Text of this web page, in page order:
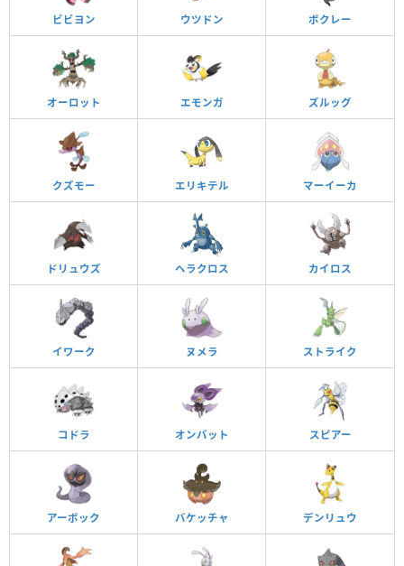
ビビヨン ウツドン ボクレー
オーロット エモンガ ズルッグ
クズモー エリキテル マーイーカ
ドリュウズ ヘラクロス カイロス
イワーク ヌメラ ストライク
コドラ オンバット スピアー
アーボック バケッチャ デンリュウ